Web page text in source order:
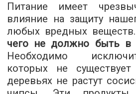
Питание имеет
влияние на защиту
любых вредных
чего не должно быть в
Необходимо
которых не
деревьях не растут